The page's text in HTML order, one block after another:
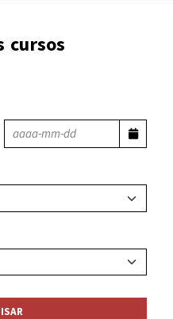
cursos